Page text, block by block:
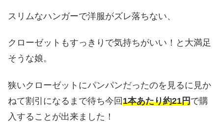
スリムなハンガーで洋服がズレ落ちない、
クローゼットもすっきりで気持ちがいい！と大満足
そうな娘。
狭いクローゼットにパンパンだったのを見るに見か
ねて割引になるまで待ち今回1本あたり約21円で購
入することが出来ました！